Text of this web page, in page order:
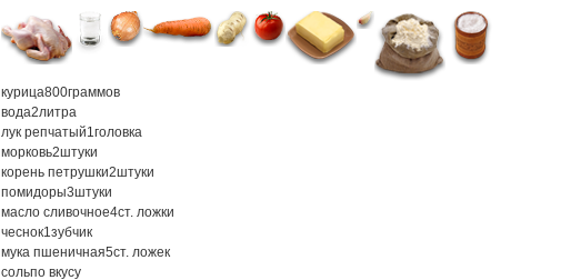
курица800граммов
вода2литра
лук репчатый1головка
морковь2штуки
корень петрушки2штуки
помидоры3штуки
масло сливочное4ст. ложки
чеснок1зубчик
мука пшеничная5ст. ложек
сольпо вкусу